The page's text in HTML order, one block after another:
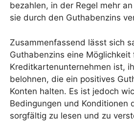
bezahlen, in der Regel mehr
sie durch den Guthabenzins
Zusammenfassend lässt sich
Guthabenzins eine Möglichkeit
Kreditkartenunternehmen ist,
belohnen, die ein positives
Konten halten. Es ist jedoch
Bedingungen und Konditionen
sorgfältig zu lesen und zu